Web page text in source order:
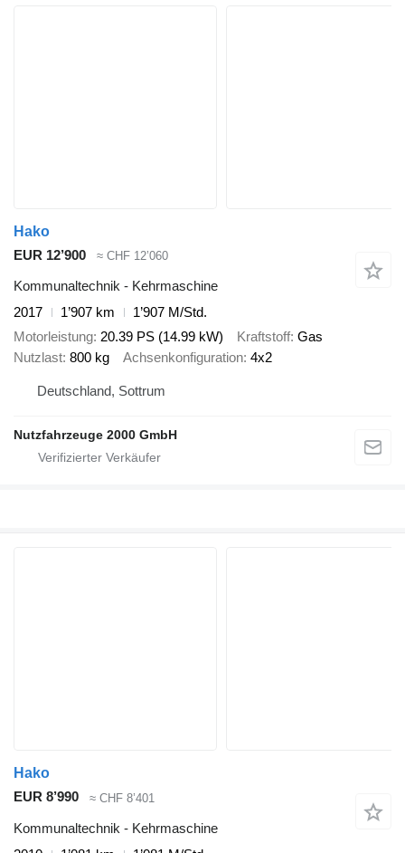
Hako
EUR 12’900
≈ CHF 12’060
Kommunaltechnik - Kehrmaschine
2017
1’907 km
1’907 M/Std.
Motorleistung 20.39 PS (14.99 kW) Kraftstoff Gas
Nutzlast 800 kg Achsenkonfiguration 4x2
Deutschland, Sottrum
Nutzfahrzeuge 2000 GmbH
Hako
EUR 8’990
≈ CHF 8’401
Kommunaltechnik - Kehrmaschine